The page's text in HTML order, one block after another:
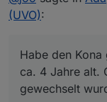
Habe den
(UVO):
Habe den
ca. 4 Jahre alt.
gewechselt